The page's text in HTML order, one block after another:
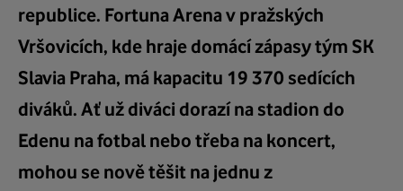
republice. Fortuna Arena v pražských
Vršovicích, kde hraje domácí zápasy tým SK
Slavia Praha, má kapacitu 19 370 sedících
diváků. Ať už diváci dorazí na stadion do
Edenu na fotbal nebo třeba na koncert,
mohou se nově těšit na jednu z